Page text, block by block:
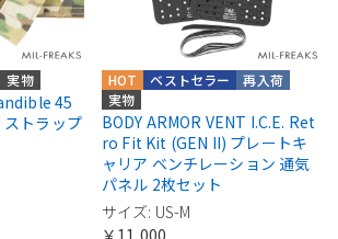
実物
45
ストラップ
実物
再入荷
ベストセラー
HOT
BODY ARMOR VENT I.C.E. Ret
ro Fit Kit (GEN II) プレートキ
ャリア ベンチレーション 通気
パネル 2枚セット
サイズ: US-M